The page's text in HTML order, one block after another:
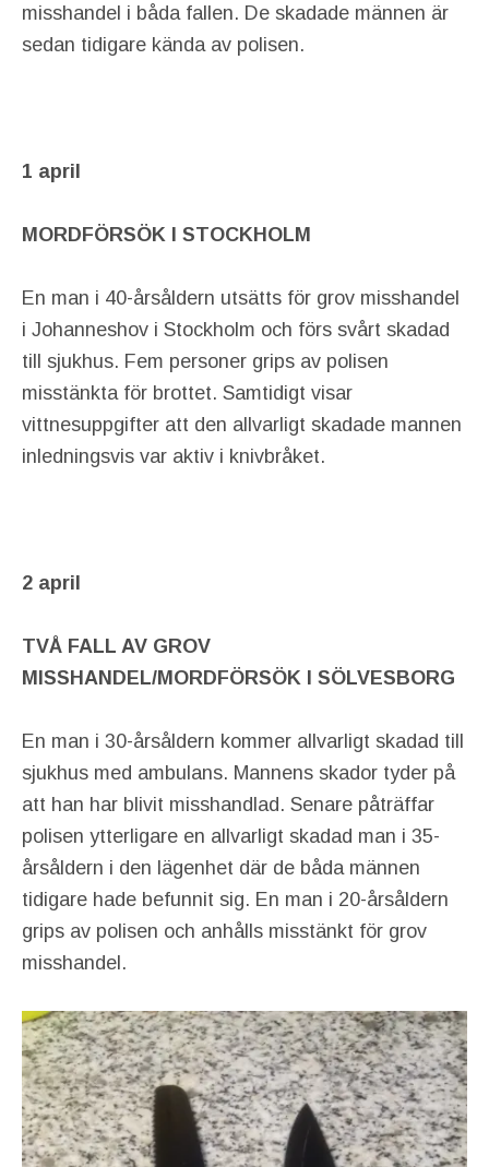
misshandel i båda fallen. De skadade männen är
sedan tidigare kända av polisen.
1 april
MORDFÖRSÖK I STOCKHOLM
En man i 40-årsåldern utsätts för grov misshandel
i Johanneshov i Stockholm och förs svårt skadad
till sjukhus. Fem personer grips av polisen
misstänkta för brottet. Samtidigt visar
vittnesuppgifter att den allvarligt skadade mannen
inledningsvis var aktiv i knivbråket.
2 april
TVÅ FALL AV GROV
MISSHANDEL/MORDFÖRSÖK I SÖLVESBORG
En man i 30-årsåldern kommer allvarligt skadad till
sjukhus med ambulans. Mannens skador tyder på
att han har blivit misshandlad. Senare påträffar
polisen ytterligare en allvarligt skadad man i 35-
årsåldern i den lägenhet där de båda männen
tidigare hade befunnit sig. En man i 20-årsåldern
grips av polisen och anhålls misstänkt för grov
misshandel.